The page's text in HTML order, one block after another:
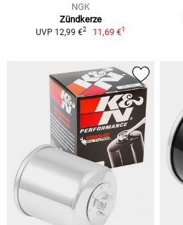
NGK
Zündkerze
UVP 12,99 €2 11,69 €1